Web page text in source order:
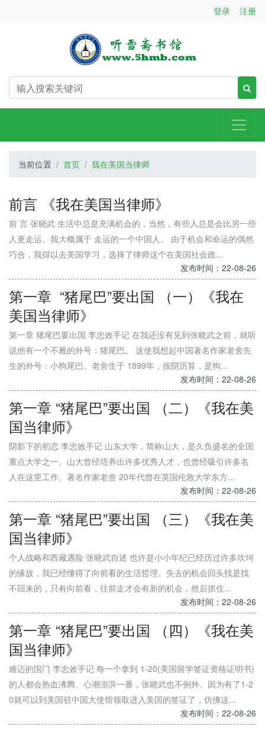
登录 注册
当前位置 首页 我在美国当律师
前言 《我在美国当律师》
前 言 张晓武 生活中总是充满机会的，当然，有些人总是会比另一些
人更走运。我大概属于 走运的一个中国人。 由于机会和命运的偶然
巧合，我得以去美国学习，选择了律师这个在美国社会政...
发布时间：22-08-26
第一章 “猪尾巴”要出国 （一）《我在
美国当律师》
第一章 猪尾巴要出国 李忠效手记 在我还没有见到张晓武之前，就听
说他有一个不雅的外号：猪尾巴。 这使我想起中国著名作家老舍先
生的外号：小狗尾巴。老舍生于 1899年，按阴历算，是狗...
发布时间：22-08-26
第一章 “猪尾巴”要出国 （二）《我在美
国当律师》
阴影下的初恋 李忠效手记 山东大学，简称山大，是久负盛名的全国
重点大学之一。山大曾经培养出许多优秀人才，也曾经吸引许多名
人在这里工作。著名作家老舍 20年代曾在英国伦敦大学东方...
发布时间：22-08-26
第一章 “猪尾巴”要出国 （三）《我在美
国当律师》
个人战略和西藏遇险 张晓武自述 也许是小小年纪已经历过许多坎坷
的缘故，我已经懂得了向前看的生活哲理。失去的机会回头找是找
不回来的，只有向前看，往前走才会有新的机会，然后抓住...
发布时间：22-08-26
第一章 “猪尾巴”要出国 （四）《我在美
国当律师》
难迈的国门 李忠效手记 每一个拿到 1-20(美国留学签证资格证明书)
的人都会热血沸腾、心潮澎湃一番，张晓武也不例外。因为有了1-2
0就可以到美国驻中国大使馆领取进入美国的签证了，仿佛这...
发布时间：22-08-26